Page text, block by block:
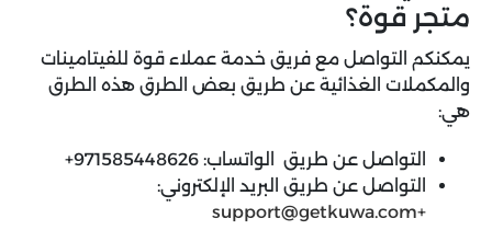
متجر قوة؟
يمكنكم التواصل مع فريق خدمة عملاء قوة للفيتامينات
والمكملات الغذائية عن طريق بعض الطرق هذه الطرق
هي:
التواصل عن طريق الواتساب: 971585448626+
التواصل عن طريق البريد الإلكتروني:
+
support@getkuwa.com